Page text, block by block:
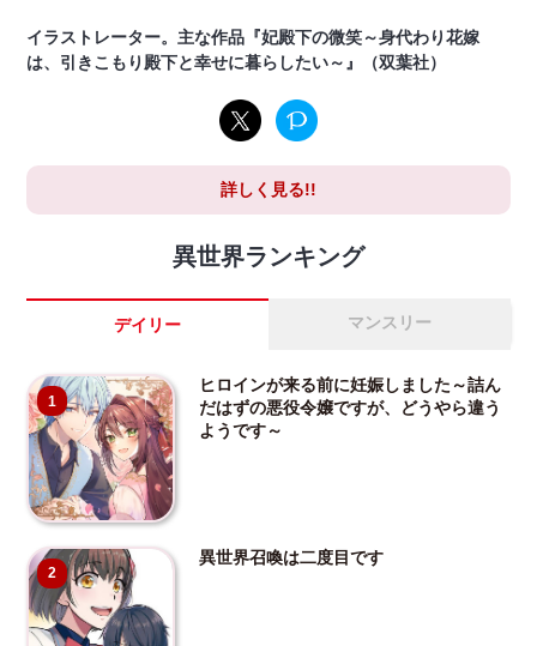
イラストレーター。主な作品『妃殿下の微笑～身代わり花嫁
は、引きこもり殿下と幸せに暮らしたい～』（双葉社）
詳しく見る!!
異世界ランキング
デイリー マンスリー
1
ヒロインが来る前に妊娠しました～詰ん
だはずの悪役令嬢ですが、どうやら違う
ようです～
2
異世界召喚は二度目です